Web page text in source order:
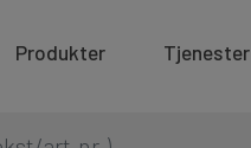
Produkter Tjenester